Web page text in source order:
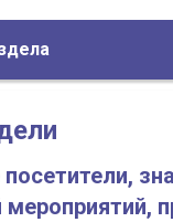
мероприятий,